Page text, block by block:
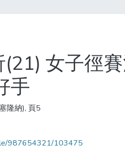
女子徑
手
隆納), 頁5
987654321/103475